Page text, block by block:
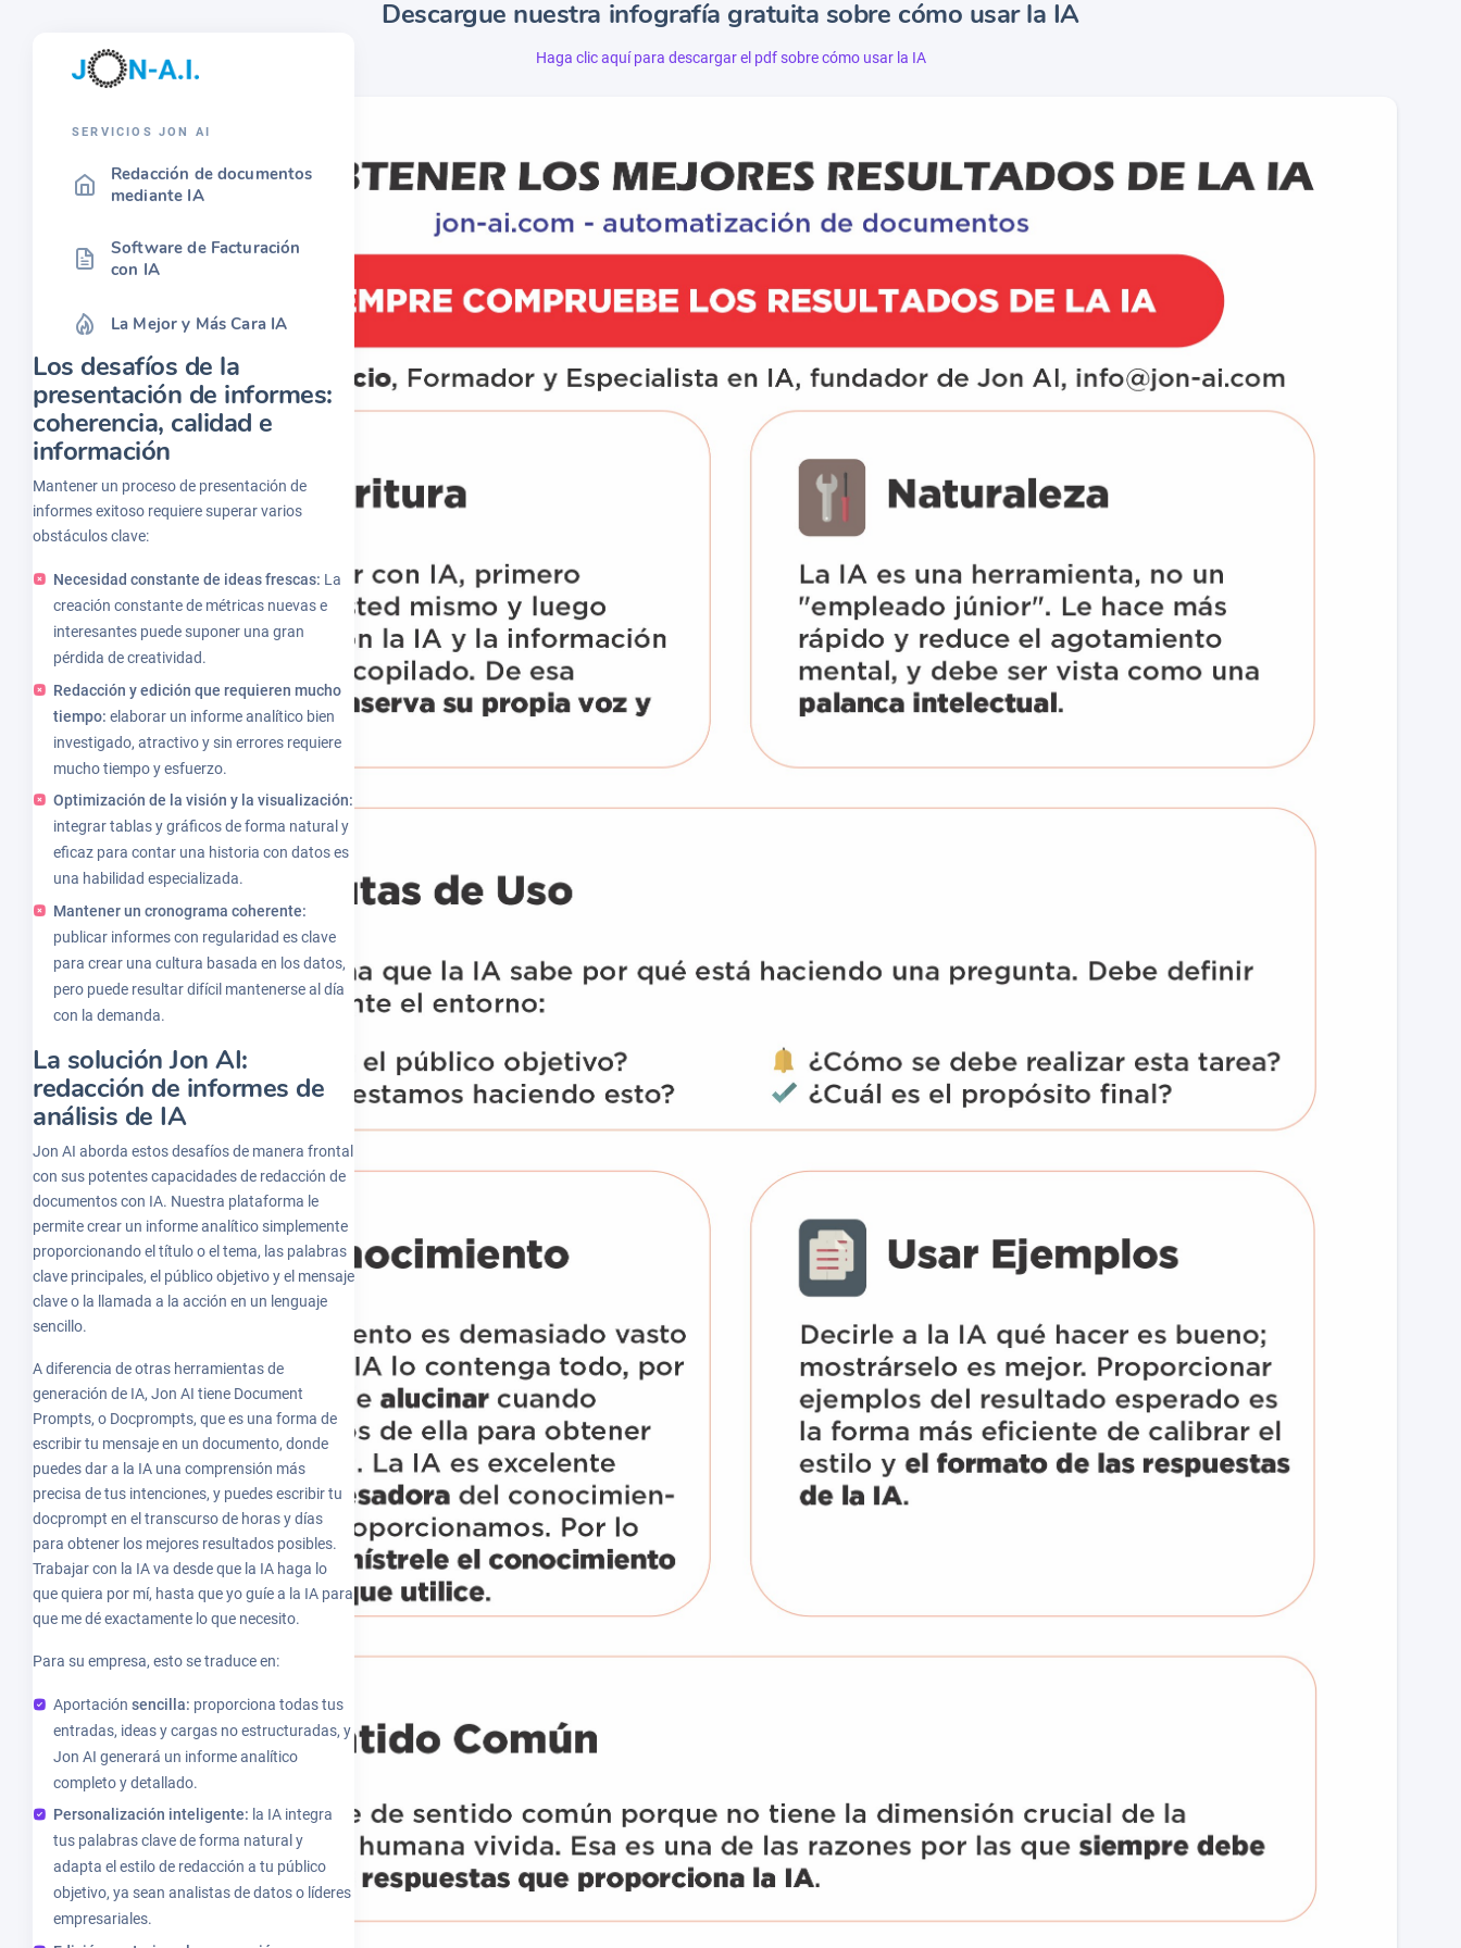
SERVICIOS JON AI
Redacción de documentos
mediante IA
Software de Facturación
con IA
La Mejor y Más Cara IA
Los desafíos de la
presentación de informes:
coherencia, calidad e
información
Mantener un proceso de presentación de
informes exitoso requiere superar varios
obstáculos clave:
Necesidad constante de ideas frescas: La
creación constante de métricas nuevas e
interesantes puede suponer una gran
pérdida de creatividad.
Redacción y edición que requieren mucho
tiempo: elaborar un informe analítico bien
investigado, atractivo y sin errores requiere
mucho tiempo y esfuerzo.
Optimización de la visión y la visualización:
integrar tablas y gráficos de forma natural y
eficaz para contar una historia con datos es
una habilidad especializada.
Mantener un cronograma coherente:
publicar informes con regularidad es clave
para crear una cultura basada en los datos,
pero puede resultar difícil mantenerse al día
con la demanda.
La solución Jon AI:
redacción de informes de
análisis de IA
Jon AI aborda estos desafíos de manera frontal
con sus potentes capacidades de redacción de
documentos con IA. Nuestra plataforma le
permite crear un informe analítico simplemente
proporcionando el título o el tema, las palabras
clave principales, el público objetivo y el mensaje
clave o la llamada a la acción en un lenguaje
sencillo.
A diferencia de otras herramientas de
generación de IA, Jon AI tiene Document
Prompts, o Docprompts, que es una forma de
escribir tu mensaje en un documento, donde
puedes dar a la IA una comprensión más
precisa de tus intenciones, y puedes escribir tu
docprompt en el transcurso de horas y días
para obtener los mejores resultados posibles.
Trabajar con la IA va desde que la IA haga lo
que quiera por mí, hasta que yo guíe a la IA para
que me dé exactamente lo que necesito.
Para su empresa, esto se traduce en:
Aportaciónsencilla: proporciona todas tus
entradas, ideas y cargas no estructuradas, y
Jon AI generará un informe analítico
completo y detallado.
Personalización inteligente: la IA integra
tus palabras clave de forma natural y
adapta el estilo de redacción a tu público
objetivo, ya sean analistas de datos o líderes
empresariales.
Descargue nuestra infografía gratuita sobre cómo usar la IA
Haga clic aquí para descargar el pdf sobre cómo usar la IA